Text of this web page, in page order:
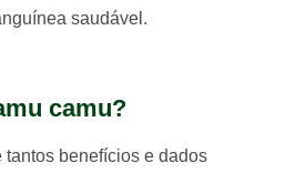
saudável.
camu?
benefícios e dados